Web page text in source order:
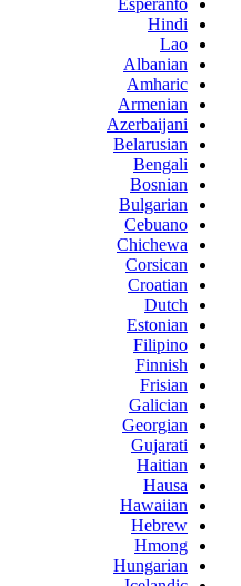
Esperanto
Hindi
Lao
Albanian
Amharic
Armenian
Azerbaijani
Belarusian
Bengali
Bosnian
Bulgarian
Cebuano
Chichewa
Corsican
Croatian
Dutch
Estonian
Filipino
Finnish
Frisian
Galician
Georgian
Gujarati
Haitian
Hausa
Hawaiian
Hebrew
Hmong
Hungarian